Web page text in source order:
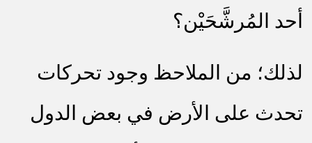
أحد المُرشَّحَيْن؟
لذلك؛ من الملاحظ وجود تحركات
تحدث على الأرض في بعض الدول